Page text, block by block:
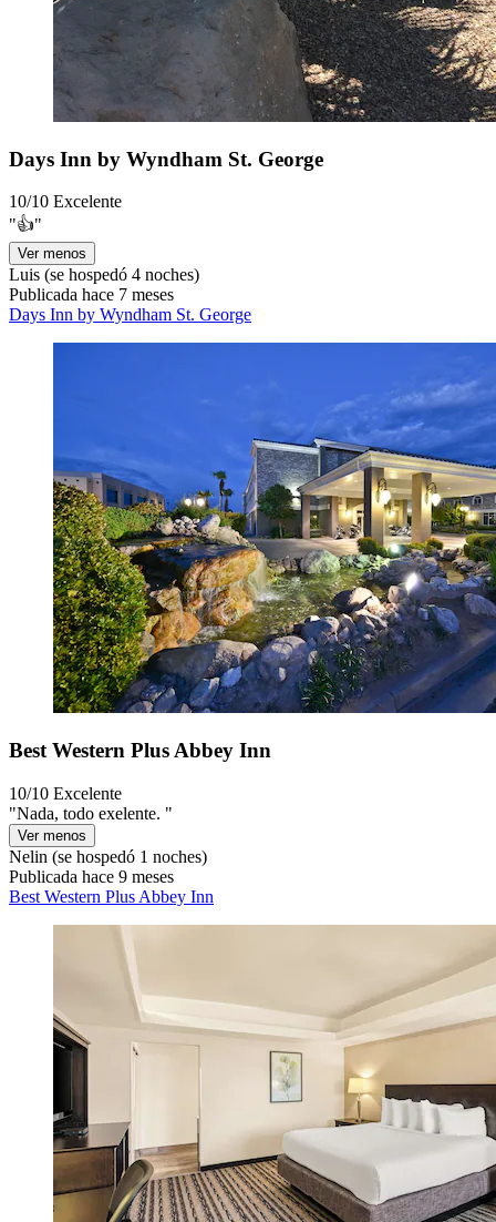
Days Inn by Wyndham St. George
10/10 Excelente
"👍"
Ver menos
Luis (se hospedó 4 noches)
Publicada hace 7 meses
Days Inn by Wyndham St. George
Best Western Plus Abbey Inn
10/10 Excelente
"Nada, todo exelente. "
Ver menos
Nelin (se hospedó 1 noches)
Publicada hace 9 meses
Best Western Plus Abbey Inn